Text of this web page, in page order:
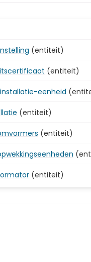
(entiteit)
(entiteit)
eenheid
(entiteit)
(entiteit)
(entiteit)